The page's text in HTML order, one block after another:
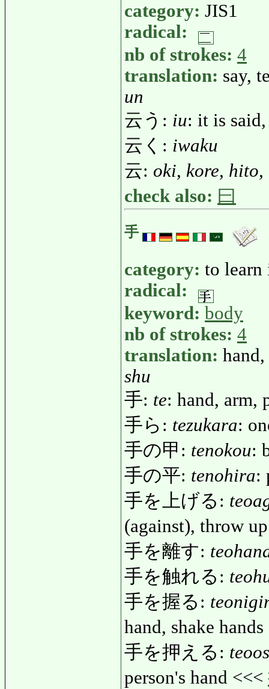
category: JIS1
radical:
nb of strokes: 4
translation: say,
un
云う: iu: it is
云く: iwaku
云: oki, kore, hito,
check also: 曰
手
category: to learn
radical:
keyword: body
nb of strokes: 4
translation:
shu
手: te: hand, arm,
手ら: tezukara:
手の甲: tenokou:
手の平: tenohira:
手を上げる:
(against), throw
手を離す:
手を触れる:
手を握る:
hand, shake
手を押える:
person's hand <<<